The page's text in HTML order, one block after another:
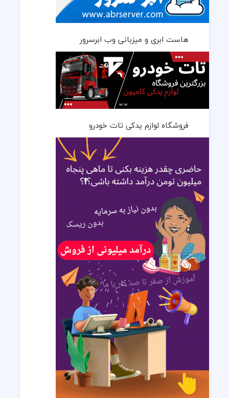
هاست ابری و میزبانی وب ابرسرور
فروشگاه لوازم یدکی تات خودرو